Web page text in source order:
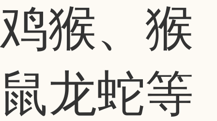
鸡猴、猴
鼠龙蛇等